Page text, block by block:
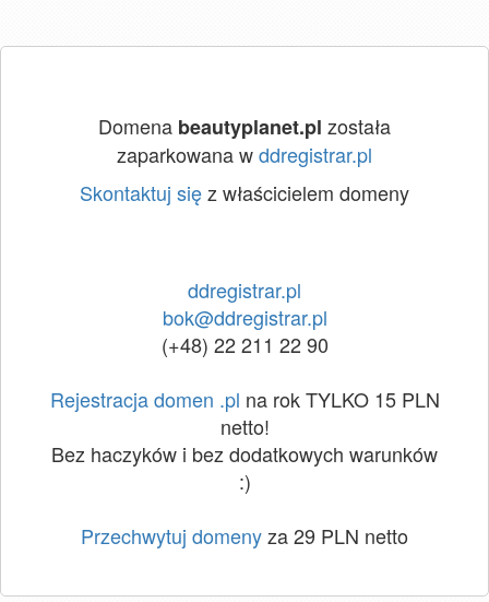
Domena beautyplanet.pl została
zaparkowana wddregistrar.pl
Skontaktuj sięz właścicielem domeny
ddregistrar.pl
bok@ddregistrar.pl
(+48) 22 211 22 90
Rejestracja domen .pl na rok TYLKO 15 PLN
netto!
Bez haczyków i bez dodatkowych warunków
:)
Przechwytuj domenyza 29 PLN netto